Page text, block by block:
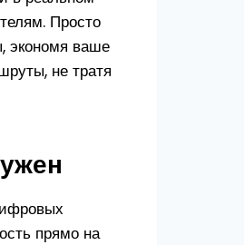
Просто
экономя ваше
не тратя
прямо на